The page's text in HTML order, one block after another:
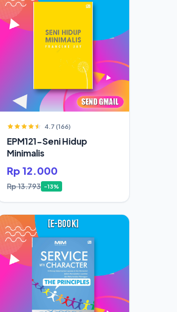
4.7 (166)
EPM121-Seni Hidup
Minimalis
Rp 12.000
Rp 13.793 -13%